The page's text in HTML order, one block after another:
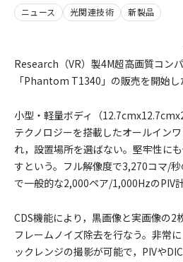
ニュース 光関連技術 新製品
Research（VR）製4M超高画質コン
「Phantom T1340」の販売を開始し
小型・軽量ボディ（
テクノロジーを搭載したオールイン
れ，設置場所を選ばない。堅牢性に
すという。フル解像度で3,270コマ/
で一般的な2,000ペア/1,000HzのPIV
CDS機能により，黒画像と実画像の2
フレームノイズ除去を行なう。非常
ックレンジの撮影が可能で，PIVや